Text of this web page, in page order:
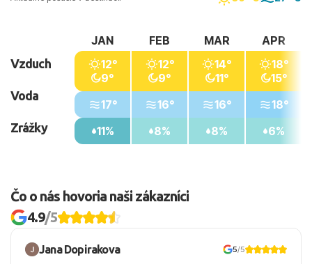
Vzduch
Voda
Zrážky
JAN
12°
9°
17°
11%
FEB
12°
9°
16°
8%
MAR
14°
11°
16°
8%
APR
18°
15°
18°
6%
Čo o nás hovoria naši zákazníci
4.9/5
Jana Dopirakova 5/5